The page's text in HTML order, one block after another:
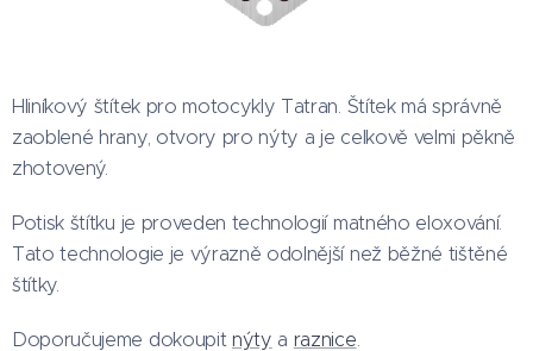
Hliníkový štítek pro motocykly Tatran. Štítek má správně
zaoblené hrany, otvory pro nýty a je celkově velmi pěkně
zhotovený.
Potisk štítku je proveden technologií matného eloxování.
Tato technologie je výrazně odolnější než běžné tištěné
štítky.
Doporučujeme dokoupit nýty a raznice.